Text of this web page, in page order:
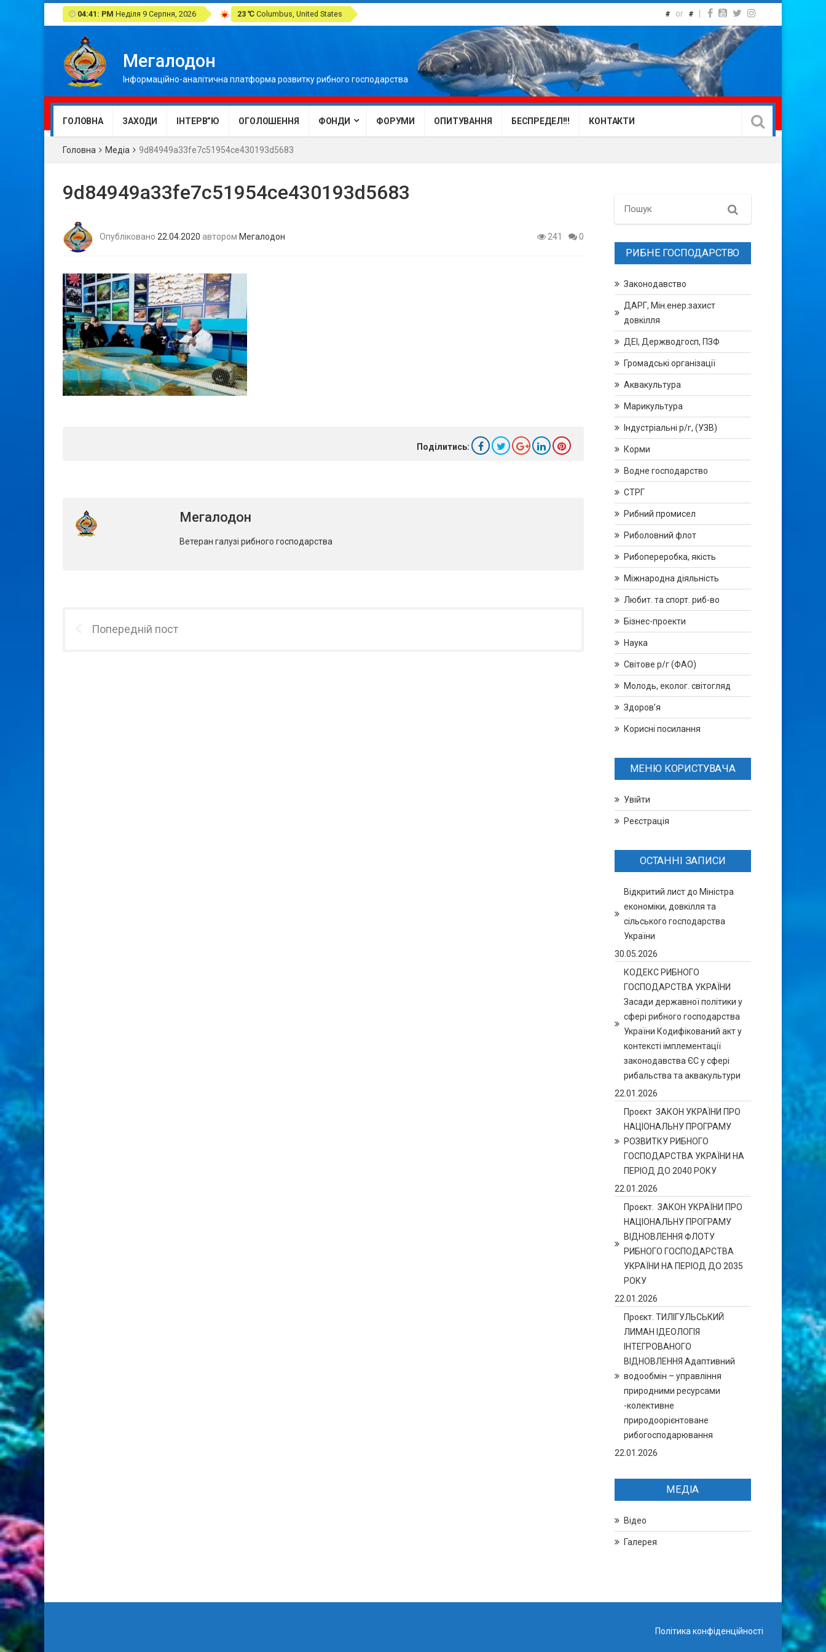
04:41: PM Неділя 9 Серпня, 2026 23 ℃ Columbus, United States # or #
Мегалодон
Інформаційно-аналітична платформа розвитку рибного господарства
ГОЛОВНА ЗАХОДИ ІНТЕРВ”Ю ОГОЛОШЕННЯ ФОНДИ ФОРУМИ ОПИТУВАННЯ БЕСПРЕДЕЛ!!! КОНТАКТИ
Головна Медіа 9d84949a33fe7c51954ce430193d5683
9d84949a33fe7c51954ce430193d5683
Опубліковано 22.04.2020 автором Мегалодон 241 0
Поділитись:
Мегалодон
Ветеран галузі рибного господарства
Попередній пост
Search
РИБНЕ ГОСПОДАРСТВО
Законодавство
ДАРГ, Мін.енер.захист
довкілля
ДЕІ, Держводгосп, ПЗФ
Громадські організації
Аквакультура
Марикультура
Індустріальні р/г, (УЗВ)
Корми
Водне господарство
СТРГ
Рибний промисел
Риболовний флот
Рибопереробка, якість
Міжнародна діяльність
Любит. та спорт. риб-во
Бізнес-проекти
Наука
Світове р/г (ФАО)
Молодь, еколог. світогляд
Здоров’я
Корисні посилання
МЕНЮ КОРИСТУВАЧА
Увійти
Реєстрація
ОСТАННІ ЗАПИСИ
Відкритий лист до Міністра
економіки, довкілля та
сільського господарства
України
30.05.2026
КОДЕКС РИБНОГО
ГОСПОДАРСТВА УКРАЇНИ
Засади державної політики у
сфері рибного господарства
України Кодифікований акт у
контексті імплементації
законодавства ЄС у сфері
рибальства та аквакультури
22.01.2026
Проєкт ЗАКОН УКРАЇНИ ПРО
НАЦІОНАЛЬНУ ПРОГРАМУ
РОЗВИТКУ РИБНОГО
ГОСПОДАРСТВА УКРАЇНИ НА
ПЕРІОД ДО 2040 РОКУ
22.01.2026
Проєкт. ЗАКОН УКРАЇНИ ПРО
НАЦІОНАЛЬНУ ПРОГРАМУ
ВІДНОВЛЕННЯ ФЛОТУ
РИБНОГО ГОСПОДАРСТВА
УКРАЇНИ НА ПЕРІОД ДО 2035
РОКУ
22.01.2026
Проєкт. ТИЛІГУЛЬСЬКИЙ
ЛИМАН ІДЕОЛОГІЯ
ІНТЕГРОВАНОГО
ВІДНОВЛЕННЯ Адаптивний
водообмін – управління
природними ресурсами
-колективне
природоорієнтоване
рибогосподарювання
22.01.2026
МЕДІА
Відео
Галерея
Політика конфіденційності